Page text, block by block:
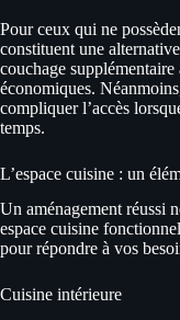
Pour ceux qui ne
constituent une
couchage
économiques.
compliquer l’accès
temps.
L’espace cuisine : un
Un aménagement réussi
espace cuisine
pour répondre à vos
Cuisine intérieure